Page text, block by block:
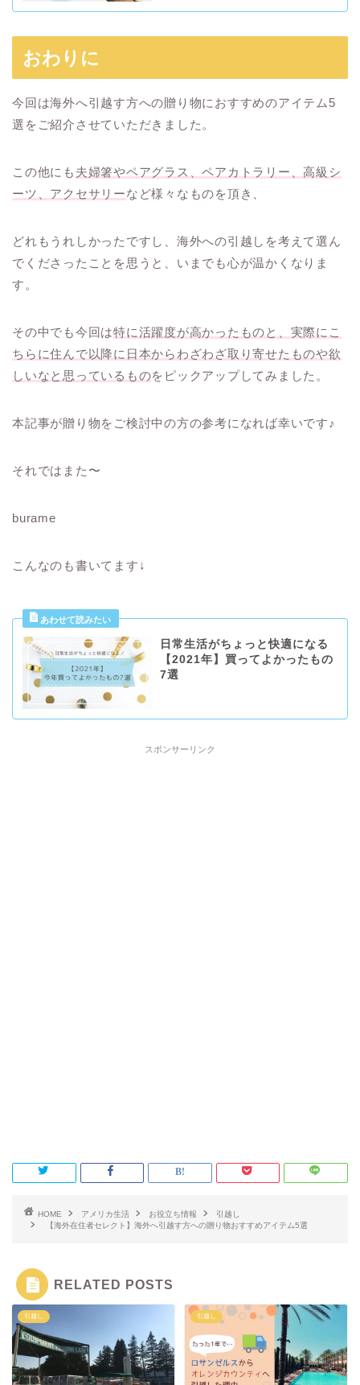
おわりに
今回は海外へ引越す方への贈り物におすすめのアイテム5
選をご紹介させていただきました。
この他にも 夫婦箸やペアグラス、ペアカトラリー、高級シ
ーツ、アクセサリーなど様々なものを頂き、
どれもうれしかったですし、海外への引越しを考えて選ん
でくださったことを思うと、いまでも心が温かくなりま
す。
その中でも今回は特に活躍度が高かったものと、実際にこ
ちらに住んで以降に日本からわざわざ取り寄せたものや欲
しいなと思っているものをピックアップしてみました。
本記事が贈り物をご検討中の方の参考になれば幸いです♪
それではまた〜
burame
こんなのも書いてます↓
日常生活がちょっと快適になる
【2021年】買ってよかったもの
7選
スポンサーリンク
HOME アメリカ生活 お役立ち情報
引越し
【海外在住者セレクト】海外へ引越す方への贈り物おすすめアイテム5選
RELATED POSTS
引越し 引越し